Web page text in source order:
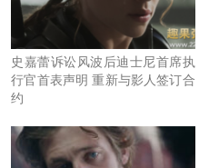
史嘉蕾诉讼风波后迪士尼首席执
行官首表声明 重新与影人签订合
约